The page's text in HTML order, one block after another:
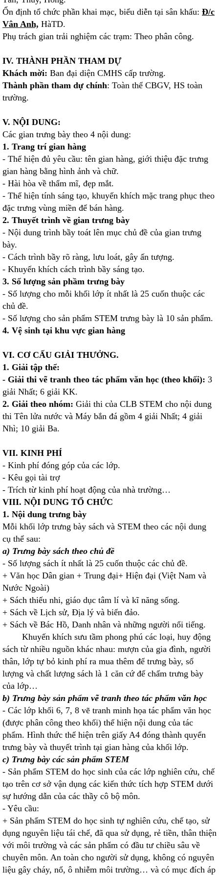
Ổn định tổ chức phần khai mạc, biểu diễn tại sân khấu: Đ/c
Vân Anh, HàTD.
Phụ trách gian trải nghiệm các trạm: Theo phân công.
IV. THÀNH PHẦN THAM DỰ
Khách mời: Ban đại diện CMHS cấp trường.
Thành phần tham dự chính: Toàn thể CBGV, HS toàn
trường.
V. NỘI DUNG:
Các gian trưng bày theo 4 nội dung:
1. Trang trí gian hàng
- Thể hiện đủ yêu cầu: tên gian hàng, giới thiệu đặc trưng
gian hàng bằng hình ảnh và chữ.
- Hài hòa về thẩm mĩ, đẹp mắt.
- Thể hiện tính sáng tạo, khuyến khích mặc trang phục theo
đặc trưng vùng miền để bán hàng.
2. Thuyết trình về gian trưng bày
- Nội dung trình bầy toát lên mục chủ đề của gian trưng
bày.
- Cách trình bầy rõ ràng, lưu loát, gây ấn tượng.
- Khuyến khích cách trình bầy sáng tạo.
3. Số lượng sản phầm trưng bày
- Số lượng cho mỗi khối lớp ít nhất là 25 cuốn thuộc các
chủ đề.
- Số lượng cho sản phẩm STEM trưng bày là 10 sản phẩm.
4. Vệ sinh tại khu vực gian hàng
VI. CƠ CẤU GIẢI THƯỞNG.
1. Giải tập thể:
- Giải thi vẽ tranh theo tác phẩm văn học (theo khối): 3
giải Nhất; 6 giải KK.
2. Giải theo nhóm: Giải thi của CLB STEM cho nội dung
thi Tên lửa nước và Máy bắn đá gồm 4 giải Nhất; 4 giải
Nhì; 10 giải Ba.
VII. KINH PHÍ
- Kinh phí đóng góp của các lớp.
- Kêu gọi tài trợ
- Trích từ kinh phí hoạt động của nhà trường…
VIII. NỘI DUNG TỔ CHỨC
1. Nội dung trưng bày
Mỗi khối lớp trưng bày sách và STEM theo các nội dung
cụ thể sau:
a) Trưng bày sách theo chủ đề
- Số lượng sách ít nhất là 25 cuốn thuộc các chủ đề.
+ Văn học Dân gian + Trung đại+ Hiện đại (Việt Nam và
Nước Ngoài)
+ Sách thiếu nhi, giáo dục tâm lí và kĩ năng sống.
+ Sách về Lịch sử, Địa lý và biển đảo.
+ Sách về Bác Hồ, Danh nhân và những người nổi tiếng.
Khuyến khích sưu tầm phong phú các loại, huy động
sách từ nhiều nguồn khác nhau: mượn của gia đình, người
thân, lớp tự bỏ kinh phí ra mua thêm để trưng bày, số
lượng và chất lượng sách là 1 căn cứ để chấm trưng bày
của lớp…
b) Trưng bày sản phẩm vẽ tranh theo tác phẩm văn học
- Các lớp khối 6, 7, 8 vẽ tranh minh họa tác phẩm văn học
(được phân công theo khối) thể hiện nội dung của tác
phẩm. Hình thức thể hiện trên giấy A4 đóng thành quyển
trưng bày và thuyết trình tại gian hàng của khối lớp.
c) Trưng bày các sản phẩm STEM
- Sản phẩm STEM do học sinh của các lớp nghiên cứu, chế
tạo trên cơ sở vận dụng các kiến thức tích hợp STEM dưới
sự hướng dẫn của các thầy cô bộ môn.
- Yêu cầu:
+ Sản phẩm STEM do học sinh tự nghiên cứu, chế tạo, sử
dụng nguyên liệu tái chế, đã qua sử dụng, rẻ tiền, thân thiện
với môi trường và các sản phẩm có đầu tư chiều sâu về
chuyên môn. An toàn cho người sử dụng, không có nguyên
liệu gây cháy, nổ, ô nhiễm môi trường… và có mục đích áp